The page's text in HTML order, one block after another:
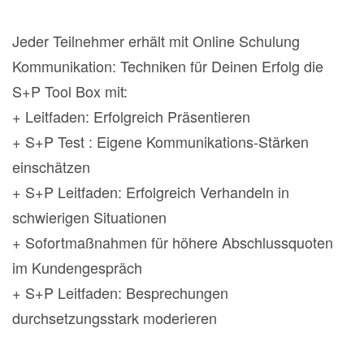
Jeder Teilnehmer erhält mit Online Schulung
Kommunikation: Techniken für Deinen Erfolg die
S+P Tool Box mit:
+ Leitfaden: Erfolgreich Präsentieren
+ S+P Test : Eigene Kommunikations-Stärken
einschätzen
+ S+P Leitfaden: Erfolgreich Verhandeln in
schwierigen Situationen
+ Sofortmaßnahmen für höhere Abschlussquoten
im Kundengespräch
+ S+P Leitfaden: Besprechungen
durchsetzungsstark moderieren